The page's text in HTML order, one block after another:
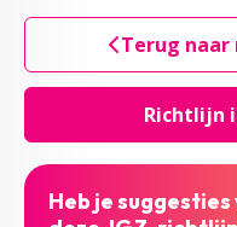
Richtlijn
Terug
Heb je